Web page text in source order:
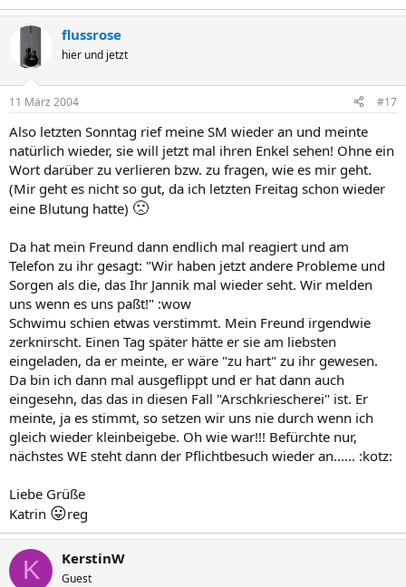
flussrose
hier und jetzt
11 März 2004 #17
Also letzten Sonntag rief meine SM wieder an und meinte
natürlich wieder, sie will jetzt mal ihren Enkel sehen! Ohne ein
Wort darüber zu verlieren bzw. zu fragen, wie es mir geht.
(Mir geht es nicht so gut, da ich letzten Freitag schon wieder
eine Blutung hatte) 🙁
Da hat mein Freund dann endlich mal reagiert und am
Telefon zu ihr gesagt: "Wir haben jetzt andere Probleme und
Sorgen als die, das Ihr Jannik mal wieder seht. Wir melden
uns wenn es uns paßt!" :wow
Schwimu schien etwas verstimmt. Mein Freund irgendwie
zerknirscht. Einen Tag später hätte er sie am liebsten
eingeladen, da er meinte, er wäre "zu hart" zu ihr gewesen.
Da bin ich dann mal ausgeflippt und er hat dann auch
eingesehn, das das in diesen Fall "Arschkriescherei" ist. Er
meinte, ja es stimmt, so setzen wir uns nie durch wenn ich
gleich wieder kleinbeigebe. Oh wie war!!! Befürchte nur,
nächstes WE steht dann der Pflichtbesuch wieder an...... :kotz:
Liebe Grüße
Katrin 😛reg
K KerstinW
Guest